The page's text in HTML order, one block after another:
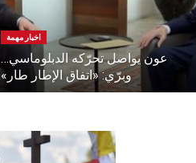
اخبار مهمة
عون يواصل تحرّكه الدبلوماسي…
وبرّي: «اتفاق الإطار طار»